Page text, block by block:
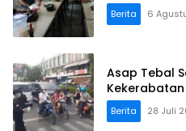
Berita 6
Asap Tebal
Berita 28 Juli